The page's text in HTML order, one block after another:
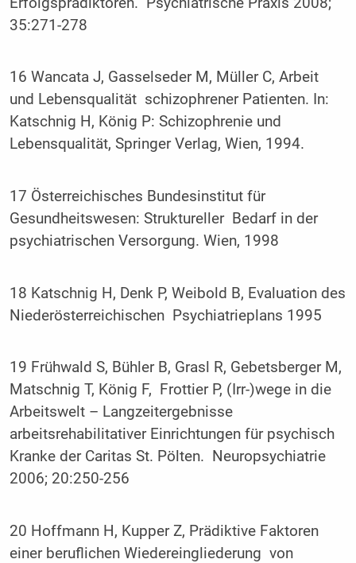
35:271-278
16 Wancata J, Gasselseder M, Müller C, Arbeit
und Lebensqualität schizophrener Patienten. In:
Katschnig H, König P: Schizophrenie und
Lebensqualität, Springer Verlag, Wien, 1994.
17 Österreichisches Bundesinstitut für
Gesundheitswesen: Struktureller Bedarf in der
psychiatrischen Versorgung. Wien, 1998
18 Katschnig H, Denk P, Weibold B, Evaluation des
Niederösterreichischen Psychiatrieplans 1995
19 Frühwald S, Bühler B, Grasl R, Gebetsberger M,
Matschnig T, König F, Frottier P, (Irr-)wege in die
Arbeitswelt – Langzeitergebnisse
arbeitsrehabilitativer Einrichtungen für psychisch
Kranke der Caritas St. Pölten. Neuropsychiatrie
2006; 20:250-256
20 Hoffmann H, Kupper Z, Prädiktive Faktoren
einer beruflichen Wiedereingliederung von